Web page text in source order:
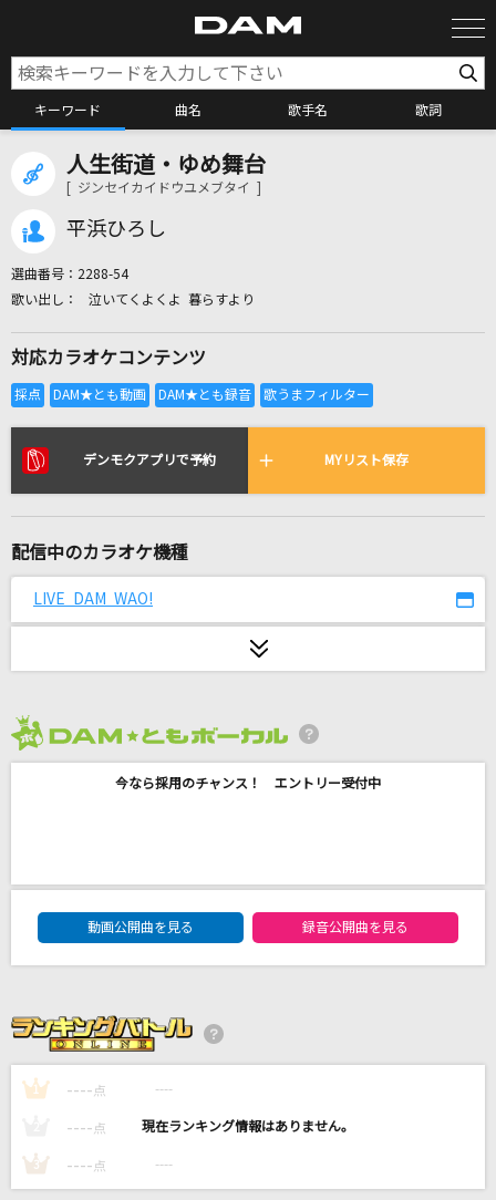
キーワード 曲名 歌手名 歌詞
カラオケ検索
全国りれき
リアルタイムで歌われている曲の一覧
あいつら全員同窓会
リマインドブルー
瞳をとじて
今井美樹
BEYOND THE TIME
TM NETWORK(TMN)
[生音]ボーイフレンド
人生街道・ゆめ舞台
[ ジンセイカイドウユメブタイ ]
平浜ひろし
選曲番号： 2288-54
泣いてくよくよ 暮らすより
対応カラオケコンテンツ
デンモクアプリで予約 MYリスト保存
配信中のカラオケ機種
LIVE DAM WAO!
今なら採用のチャンス！ エントリー受付中
DAM★ともボーカルエントリーランキング
動画公開曲を見る
録音公開曲を見る
1 ---- 点 ----
---- 点 ----
3 ---- 点 ----